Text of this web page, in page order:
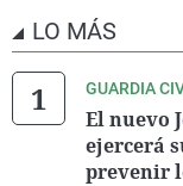
LO MÁS
GUARDIA
El nuevo
ejercerá
prevenir